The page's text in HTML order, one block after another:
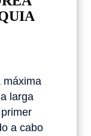
máxima
larga
a cabo